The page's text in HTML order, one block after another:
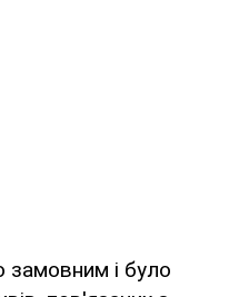
замовним і було